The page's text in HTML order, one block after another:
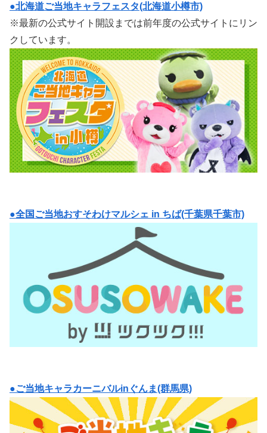
●北海道ご当地キャラフェスタ(北海道小樽市)
※最新の公式サイト開設までは前年度の公式サイトにリン
クしています。
●全国ご当地おすそわけマルシェ in ちば(千葉県千葉市)
●ご当地キャラカーニバルinぐんま(群馬県)